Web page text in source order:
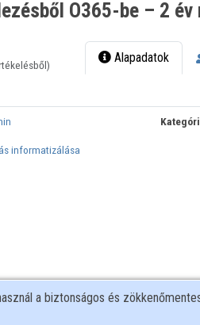
O365-be – 2
Alapadatok
informatizálása
a biztonságos és